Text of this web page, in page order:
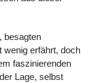
besagten
wenig erfährt, doch
faszinierenden
Lage, selbst